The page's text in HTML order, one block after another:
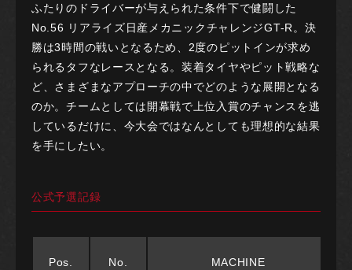
ふたりのドライバーが与えられた条件下で健闘した
No.56 リアライズ日産メカニックチャレンジGT-R。決
勝は3時間の戦いとなるため、2度のピットインが求め
られるタフなレースとなる。装着タイヤやピット戦略な
ど、さまざまなアプローチの中でどのような展開となる
のか。チームとしては開幕戦で上位入賞のチャンスを逃
しているだけに、今大会ではなんとしても理想的な結果
を手にしたい。
公式予選記録
Pos. No. MACHINE